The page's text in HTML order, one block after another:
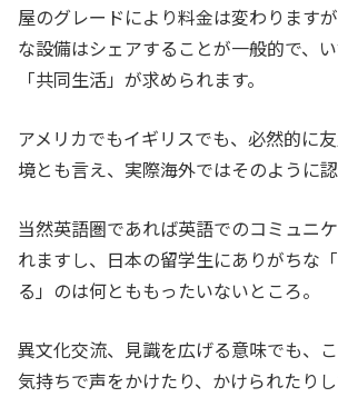
屋のグレードにより料金は変わります
な設備はシェアすることが一般的で、
「共同生活」が求められます。
アメリカでもイギリスでも、必然的に
境とも言え、実際海外ではそのように認
当然英語圏であれば英語でのコミュニ
れますし、日本の留学生にありがちな
る」のは何とももったいないところ。
異文化交流、見識を広げる意味でも、
気持ちで声をかけたり、かけられたり